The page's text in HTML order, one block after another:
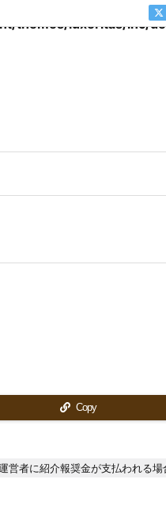
themes/luxeritas/inc/
Copy
者に紹介報奨金が支払われる場